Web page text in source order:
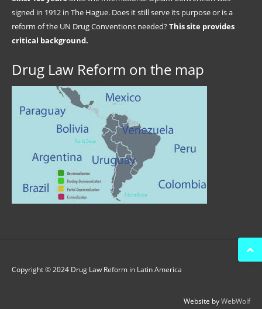
signed in 1912 in The Hague. Does it still serve its purpose or is a
reform of the UN Drug Conventions needed?This site provides
critical background.
Drug Law Reform on the map
Copyright © 2024 Drug Law Reform in Latin America
Website byWebWolf